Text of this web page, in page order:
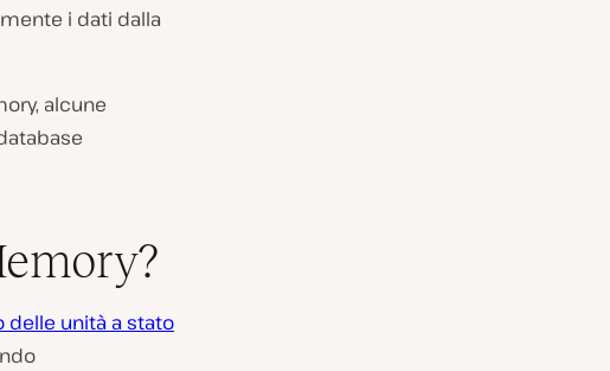
i dati dalla
alcune
delle unità a stato